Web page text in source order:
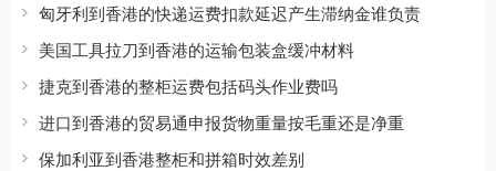
匈牙利到香港的快递运费扣款延迟产生滞纳金谁负责
美国工具拉刀到香港的运输包装盒缓冲材料
捷克到香港的整柜运费包括码头作业费吗
进口到香港的贸易通申报货物重量按毛重还是净重
保加利亚到香港整柜和拼箱时效差别